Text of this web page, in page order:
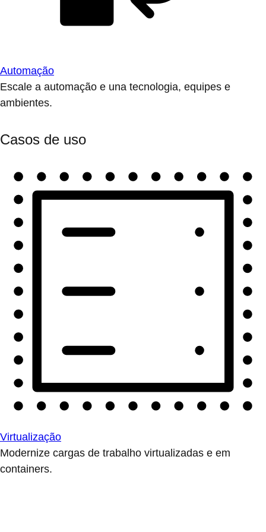
Automação
Escale a automação e una tecnologia, equipes e
ambientes.
Casos de uso
Virtualização
Modernize cargas de trabalho virtualizadas e em
containers.